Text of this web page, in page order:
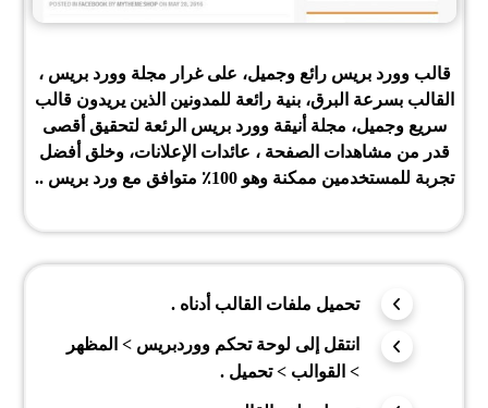
قالب وورد بريس رائع وجميل، على غرار مجلة وورد بريس ،
القالب بسرعة البرق، بنية رائعة للمدونين الذين يريدون قالب
سريع وجميل، مجلة أنيقة وورد بريس الرئعة لتحقيق أقصى
قدر من مشاهدات الصفحة ، عائدات الإعلانات، وخلق أفضل
تجربة للمستخدمين ممكنة وهو 100٪ متوافق مع ورد بريس .
.
تحميل ملفات القالب أدناه .
انتقل إلى لوحة تحكم ووردبريس > المظهر
> القوالب > تحميل .